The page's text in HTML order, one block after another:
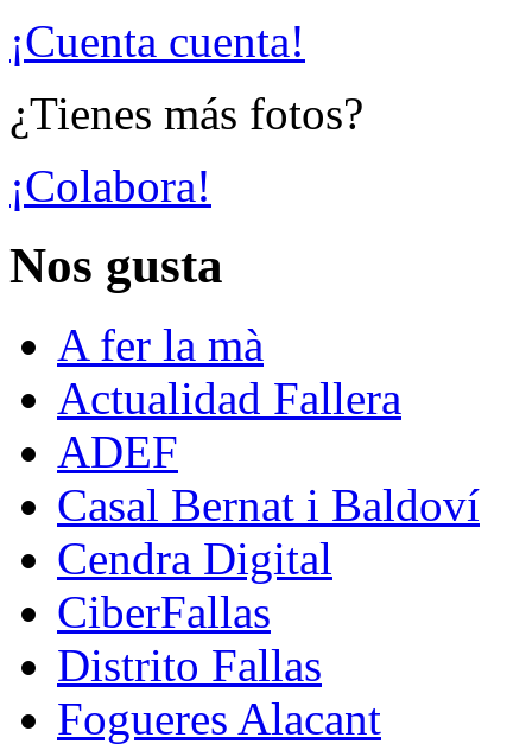
¡Cuenta cuenta!
¿Tienes más fotos?
¡Colabora!
Nos gusta
A fer la mà
Actualidad Fallera
ADEF
Casal Bernat i Baldoví
Cendra Digital
CiberFallas
Distrito Fallas
Fogueres Alacant